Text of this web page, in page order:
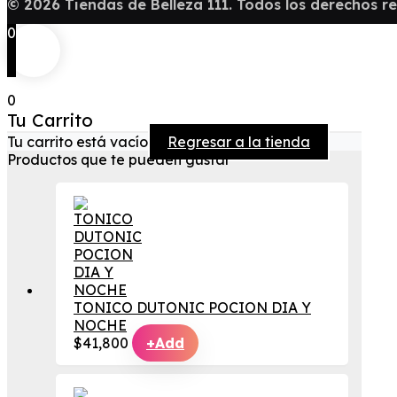
© 2026 Tiendas de Belleza 111. Todos los derechos
0
0
Tu Carrito
Tu carrito está vacío
Regresar a la tienda
Productos que te pueden gustar
TONICO DUTONIC POCION DIA Y
NOCHE
$41,800 +Add